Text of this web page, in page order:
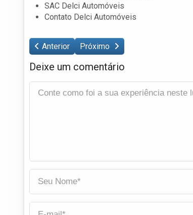
SAC Delci Automóveis
Contato Delci Automóveis
Anterior Próximo
Deixe um comentário